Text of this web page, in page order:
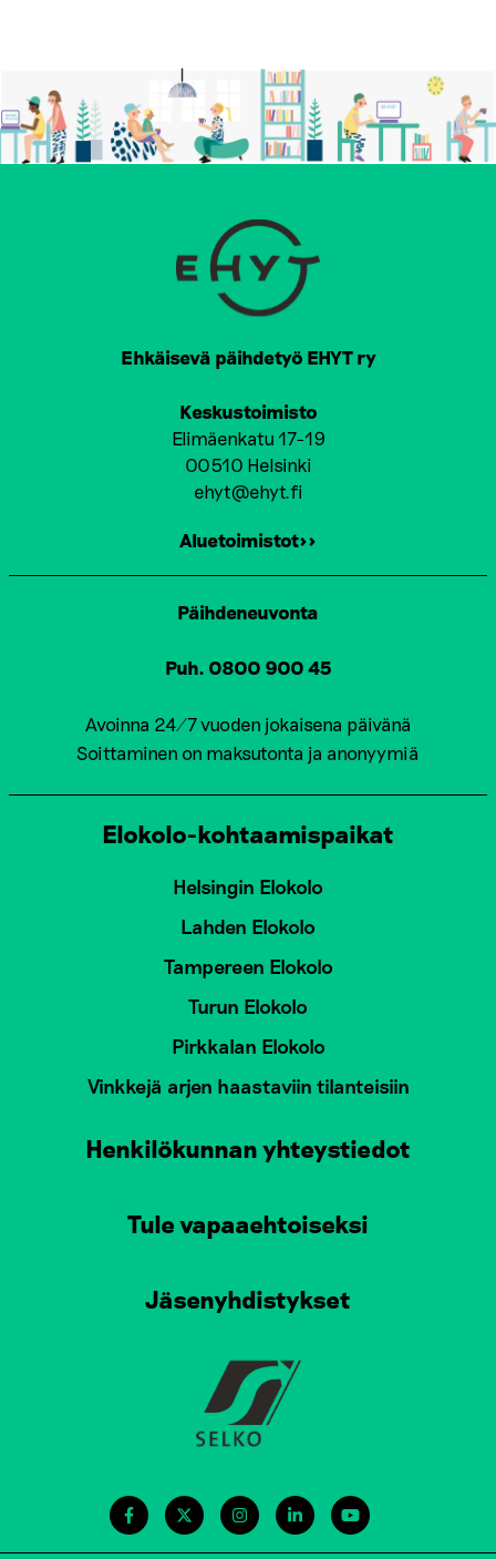
Ehkäisevä päihdetyö EHYT ry
Keskustoimisto
Elimäenkatu 17-19
00510 Helsinki
ehyt@ehyt.fi
Aluetoimistot>>
Päihdeneuvonta
Puh. 0800 900 45
Avoinna 24/7 vuoden jokaisena päivänä
Soittaminen on maksutonta ja anonyymiä
Elokolo-kohtaamispaikat
Helsingin Elokolo
Lahden Elokolo
Tampereen Elokolo
Turun Elokolo
Pirkkalan Elokolo
Vinkkejä arjen haastaviin tilanteisiin
Henkilökunnan yhteystiedot
Tule vapaaehtoiseksi
Jäsenyhdistykset